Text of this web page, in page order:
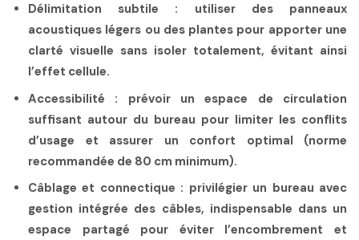
Délimitation subtile : utiliser des panneaux
acoustiques légers ou des plantes pour apporter une
clarté visuelle sans isoler totalement, évitant ainsi
l’effet cellule.
Accessibilité : prévoir un espace de circulation
suffisant autour du bureau pour limiter les conflits
d’usage et assurer un confort optimal (norme
recommandée de 80 cm minimum).
Câblage et connectique : privilégier un bureau avec
gestion intégrée des câbles, indispensable dans un
espace partagé pour éviter l’encombrement et